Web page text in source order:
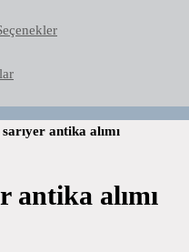
sarıyer antika alımı
antika alımı